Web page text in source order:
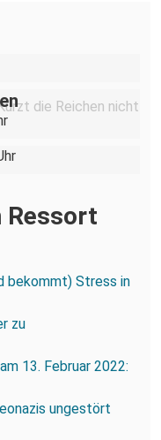
bei
Stress
Ressort
bekommt) Stress in
zu
13. Februar 2022:
ungestört